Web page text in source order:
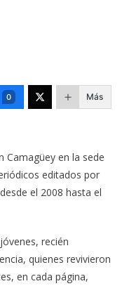
0 Más
Camagüey en la sede
editados por
el 2008 hasta el
recién
quienes revivieron
en cada página,